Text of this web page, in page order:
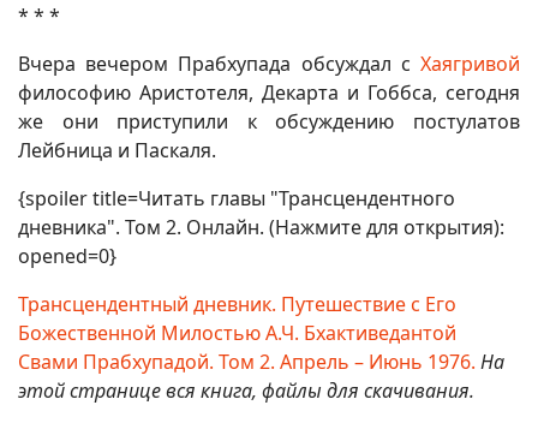
* * *
Вчера вечером Прабхупада обсуждал с Хаягривой
философию Аристотеля, Декарта и Гоббса, сегодня
же они приступили к обсуждению постулатов
Лейбница и Паскаля.
{spoiler title=Читать главы "Трансцендентного
дневника". Том 2. Онлайн. (Нажмите для открытия):
opened=0}
Трансцендентный дневник. Путешествие с Его
Божественной Милостью А.Ч. Бхактиведантой
Свами Прабхупадой. Том 2. Апрель – Июнь 1976. На
этой странице вся книга, файлы для скачивания.